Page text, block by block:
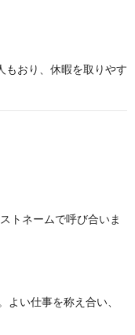
おり、休暇を取りやす
トネームで呼び合いま
い仕事を称え合い、